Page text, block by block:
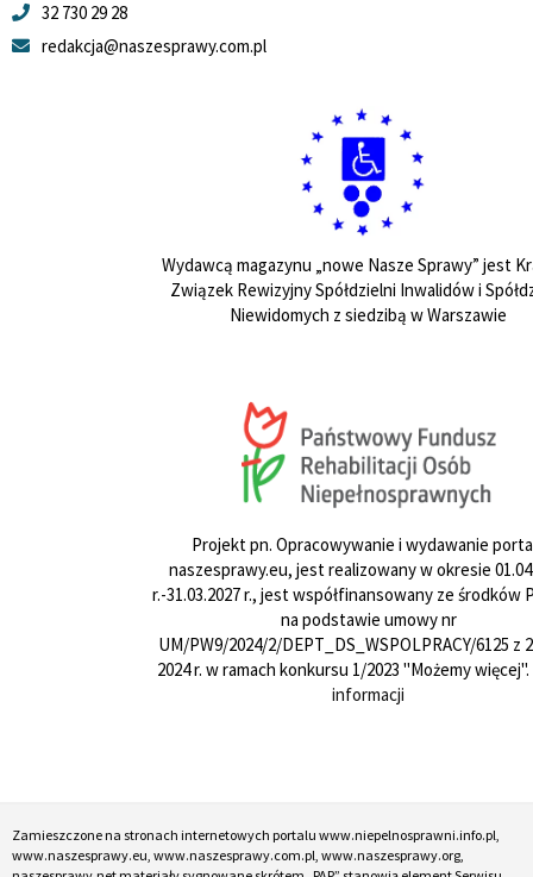
32 730 29 28
redakcja@naszesprawy.com.pl
Wydawcą magazynu „nowe Nasze Sprawy” jest
Związek Rewizyjny Spółdzielni Inwalidów i
Niewidomych z siedzibą w Warszawie
Projekt pn. Opracowywanie i wydawanie
naszesprawy.eu, jest realizowany w okresie
r.-31.03.2027 r., jest współfinansowany ze środków
na podstawie umowy nr
UM/PW9/2024/2/DEPT_DS_WSPOLPRACY/6125 z
2024 r. w ramach konkursu 1/2023 "Możemy więcej".
informacji
Zamieszczone na stronach internetowych portalu www.niepelnosprawni.info.pl,
www.naszesprawy.eu, www.naszesprawy.com.pl, www.naszesprawy.org,